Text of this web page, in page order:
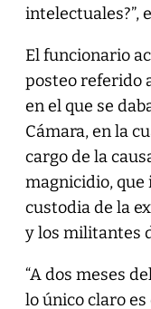
intelectuales?”,
El funcionario
posteo referido
en el que se
Cámara, en la
cargo de la
magnicidio, que
custodia de la
y los militantes
“A dos meses
lo único claro